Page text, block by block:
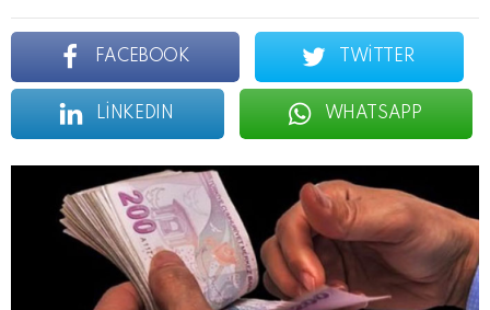
FACEBOOK TWITTER
LINKEDIN WHATSAPP